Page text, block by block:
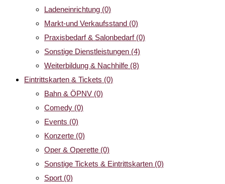
Ladeneinrichtung (0)
Markt-und Verkaufsstand (0)
Praxisbedarf & Salonbedarf (0)
Sonstige Dienstleistungen (4)
Weiterbildung & Nachhilfe (8)
Eintrittskarten & Tickets (0)
Bahn & ÖPNV (0)
Comedy (0)
Events (0)
Konzerte (0)
Oper & Operette (0)
Sonstige Tickets & Eintrittskarten (0)
Sport (0)